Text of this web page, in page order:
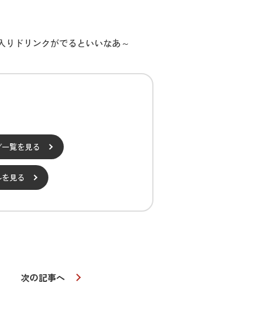
りドリンクがでるといいなあ～
覧を見る
見る
次の記事へ